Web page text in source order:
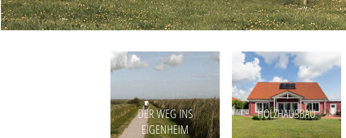
DER WEG INS
EIGENHEIM
HOLZHAUSBAU